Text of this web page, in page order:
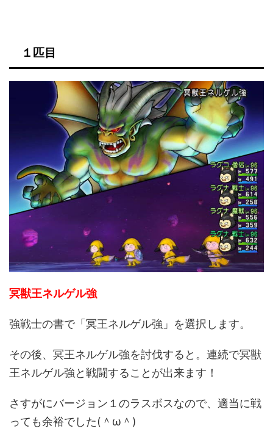
１匹目
冥獣王ネルゲル強
強戦士の書で「冥王ネルゲル強」を選択します。
その後、冥王ネルゲル強を討伐すると。連続で冥獣
王ネルゲル強と戦闘することが出来ます！
さすがにバージョン１のラスボスなので、適当に戦
っても余裕でした(＾ω＾)